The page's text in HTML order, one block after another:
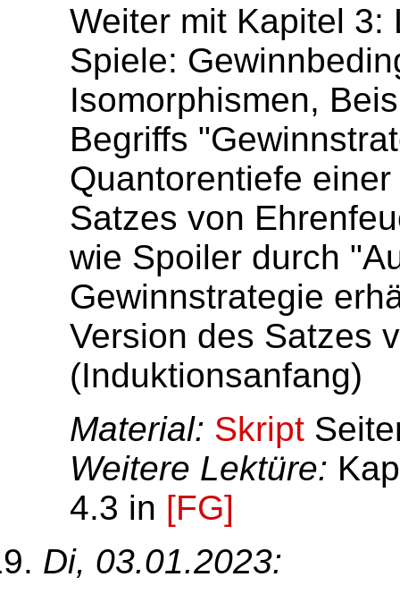
Weiter mit Kapitel 3:
Spiele:
Isomorphismen,
Begriffs
Quantorentiefe
Satzes von
wie Spoiler durch
Gewinnstrategie
Version des Satzes
(Induktionsanfang)
Material: Skript
Weitere Lektüre:
4.3 in [FG]
Di, 03.01.2023: